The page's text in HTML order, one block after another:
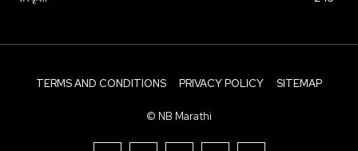
TERMS AND CONDITIONS PRIVACY POLICY SITEMAP
© NB Marathi